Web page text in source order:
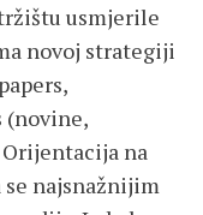
usmjerile
novoj strategiji
(novine,
na
najsnažnijim